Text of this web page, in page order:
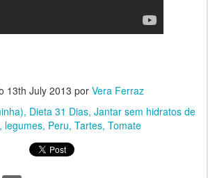
13th July 2013 por Vera Ferraz
Dieta 31 Dias Jantar sem hidratos de
legumes Peru Tartes Tomate